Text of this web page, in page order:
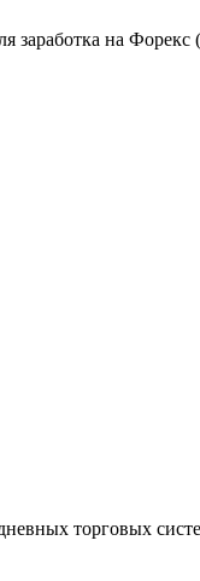
заработка на
торговых